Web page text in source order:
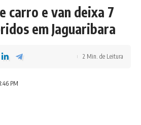
carro e van deixa 7
em Jaguaribara
PM
2 Min. de Leitura